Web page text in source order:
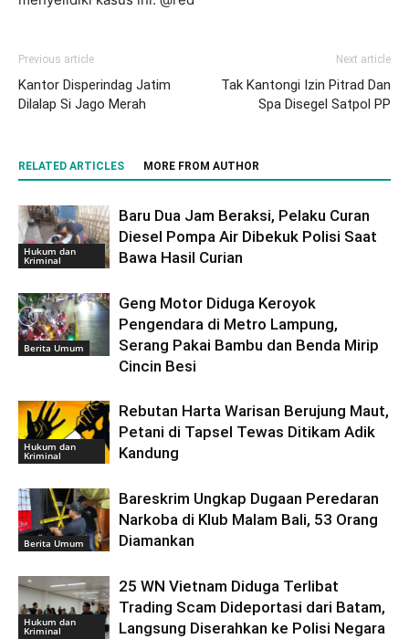
Previous article
Kantor Disperindag Jatim
Dilalap Si Jago Merah
Next article
Tak Kantongi Izin Pitrad Dan
Spa Disegel Satpol PP
RELATED ARTICLES MORE FROM AUTHOR
Hukum dan
Kriminal
Baru Dua Jam Beraksi, Pelaku Curan
Diesel Pompa Air Dibekuk Polisi Saat
Bawa Hasil Curian
Berita Umum
Geng Motor Diduga Keroyok
Pengendara di Metro Lampung,
Serang Pakai Bambu dan Benda Mirip
Cincin Besi
Hukum dan
Kriminal
Rebutan Harta Warisan Berujung Maut,
Petani di Tapsel Tewas Ditikam Adik
Kandung
Berita Umum
Bareskrim Ungkap Dugaan Peredaran
Narkoba di Klub Malam Bali, 53 Orang
Diamankan
Hukum dan
Kriminal
25 WN Vietnam Diduga Terlibat
Trading Scam Dideportasi dari Batam,
Langsung Diserahkan ke Polisi Negara